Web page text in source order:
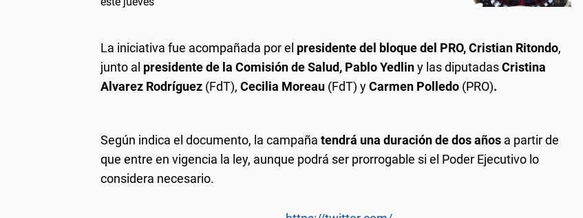
La iniciativa fue acompañada por el presidente del bloque del PRO, Cristian Ritondo,
junto al presidente de la Comisión de Salud, Pablo Yedliny las diputadasCristina
Alvarez Rodríguez (FdT), Cecilia Moreau (FdT) yCarmen Polledo (PRO).
Según indica el documento, la campaña tendrá una duración de dos años a partir de
que entre en vigencia la ley, aunque podrá ser prorrogable si el Poder Ejecutivo lo
considera necesario.